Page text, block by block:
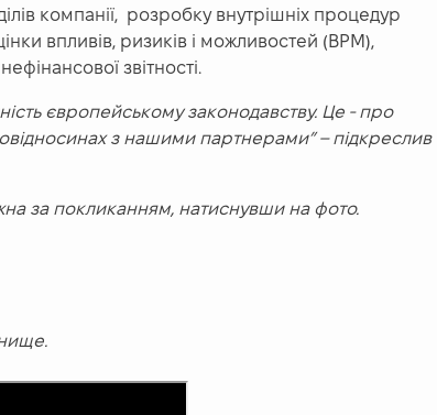
компанії, розробку внутрішніх процедур
впливів, ризиків і можливостей (ВРМ),
звітності.
європейському законодавству. Це - про
з нашими партнерами” – підкреслив
за покликанням, натиснувши на фото.